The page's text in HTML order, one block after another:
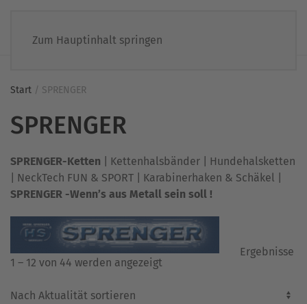
Zum Hauptinhalt springen
Start / SPRENGER
SPRENGER
SPRENGER-Ketten | Kettenhalsbänder | Hundehalsketten
| NeckTech FUN & SPORT | Karabinerhaken & Schäkel |
SPRENGER -Wenn’s aus Metall sein soll !
Ergebnisse
1 – 12 von 44 werden angezeigt